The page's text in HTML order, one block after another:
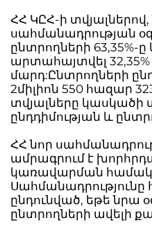
ՀՀ ԿԸՀ-ի տվյալներով,
սահմանադրության
ընտրողների 63,35%-
արտահայտվել 32,35%
մարդ:Ընտրողների
2միլիոն 550 հազար
տվյալները կասկածի
ընդդիմության և
ՀՀ նոր
ամրագրում է
կառավարման
Սահմանադրությունը
ընդունված, եթե նրա
ընտրողների ավելի